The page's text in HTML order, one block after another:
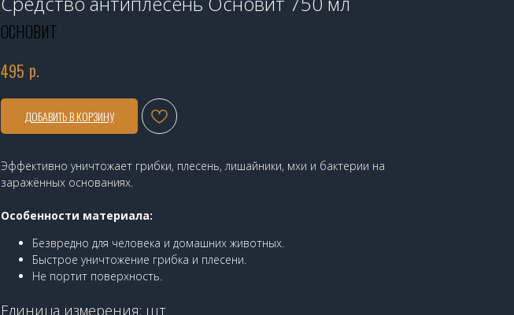
ОСНОВИТ
495 р.
ДОБАВИТЬ В КОРЗИНУ
Эффективно уничтожает грибки, плесень, лишайники, мхи и бактерии на
заражённых основаниях.
Особенности материала:
Безвредно для человека и домашних животных.
Быстрое уничтожение грибка и плесени.
Не портит поверхность.
Единица измерения: шт